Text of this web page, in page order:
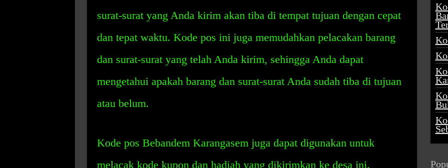
surat-surat yang Anda kirim akan tiba di tempat tujuan dengan cepat
dan tepat waktu. Kode pos ini juga memudahkan pelacakan barang
dan surat-surat yang telah Anda kirim, sehingga Anda dapat
mengetahui apakah barang dan surat-surat Anda sudah tiba di tujuan
atau belum.
Kode pos Bebandem Karangasem juga dapat digunakan untuk
melacak kode kupon dan hadiah yang dikirimkan ke desa ini.